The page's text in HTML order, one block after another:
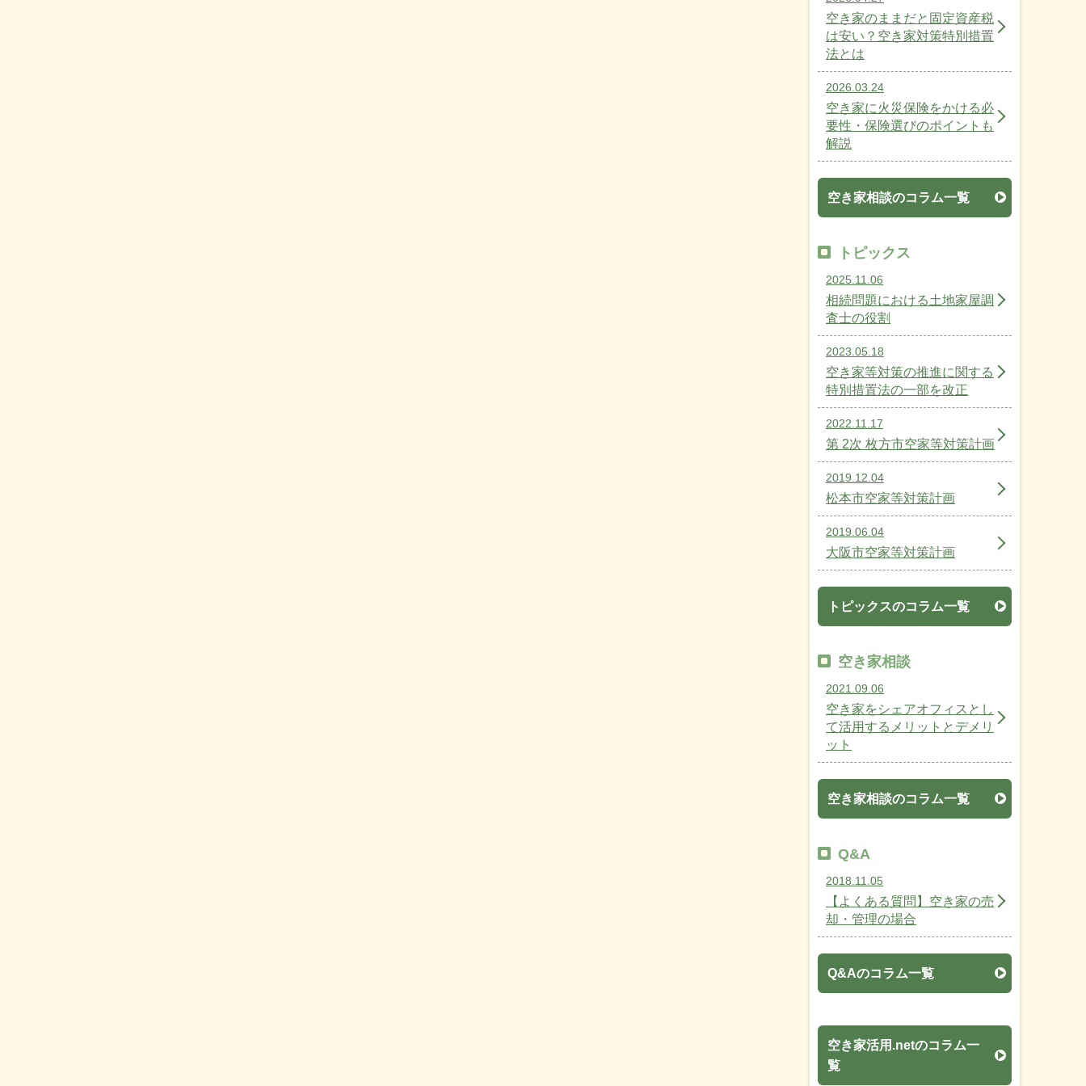
空き家のままだと固定資産税
は安い？空き家対策特別措置
法とは
2026.03.24
空き家に火災保険をかける必
要性・保険選びのポイントも
解説
空き家相談のコラム一覧
トピックス
2025.11.06
相続問題における土地家屋調
査士の役割
2023.05.18
空き家等対策の推進に関する
特別措置法の一部を改正
2022.11.17
第 2次 枚方市空家等対策計画
2019.12.04
松本市空家等対策計画
2019.06.04
大阪市空家等対策計画
トピックスのコラム一覧
空き家相談
2021.09.06
空き家をシェアオフィスとし
て活用するメリットとデメリ
ット
空き家相談のコラム一覧
Q&A
2018.11.05
【よくある質問】空き家の売
却・管理の場合
Q&Aのコラム一覧
空き家活用.netのコラム一
覧